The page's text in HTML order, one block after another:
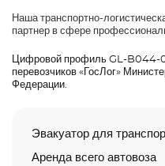
Наша транспортно-
партнер в сфере
Цифровой профиль GL-B044-
перевозчиков «ГосЛог»
Федерации.
Эвакуатор для
Аренда всего автовоза